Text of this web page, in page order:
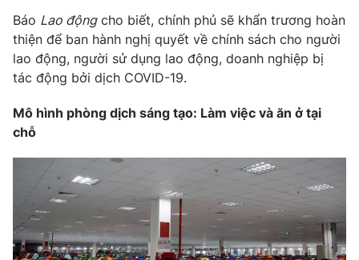
Liên hệ tòa soạn English
THỜI BÁO VTV
Theo dõi báo trên
Cơ quan chủ quản:Đài Truyền hình Việt Nam
Báo Lao độngcho biết, chính phủ sẽ khẩn trương hoàn
thiện để ban hành nghị quyết về chính sách cho người
lao động, người sử dụng lao động, doanh nghiệp bị
tác động bởi dịch COVID-19.
Mô hình phòng dịch sáng tạo: Làm việc và ăn ở tại
chỗ